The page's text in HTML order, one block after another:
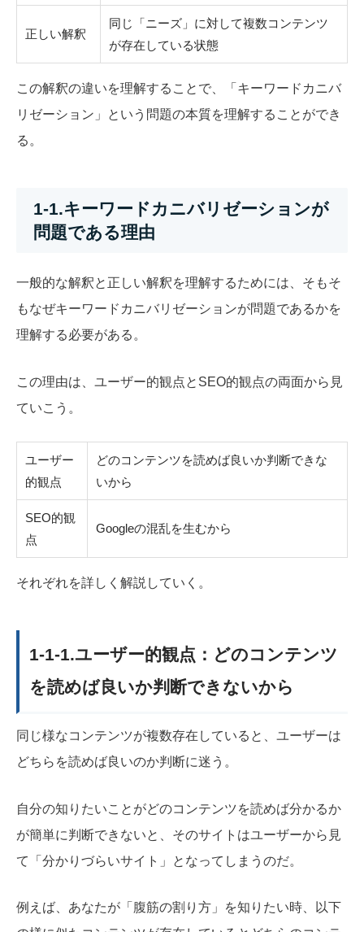
正しい解釈
同じ「ニーズ」に対して複数コンテンツ
が存在している状態
この解釈の違いを理解することで、「キーワードカニバ
リゼーション」という問題の本質を理解することができ
る。
1-1.キーワードカニバリゼーションが
問題である理由
一般的な解釈と正しい解釈を理解するためには、そもそ
もなぜキーワードカニバリゼーションが問題であるかを
理解する必要がある。
この理由は、ユーザー的観点とSEO的観点の両面から見
ていこう。
ユーザー
的観点
どのコンテンツを読めば良いか判断できな
いから
SEO的観
点
Googleの混乱を生むから
それぞれを詳しく解説していく。
1-1-1.ユーザー的観点：どのコンテンツ
を読めば良いか判断できないから
同じ様なコンテンツが複数存在していると、ユーザーは
どちらを読めば良いのか判断に迷う。
自分の知りたいことがどのコンテンツを読めば分かるか
が簡単に判断できないと、そのサイトはユーザーから見
て「分かりづらいサイト」となってしまうのだ。
例えば、あなたが「腹筋の割り方」を知りたい時、以下